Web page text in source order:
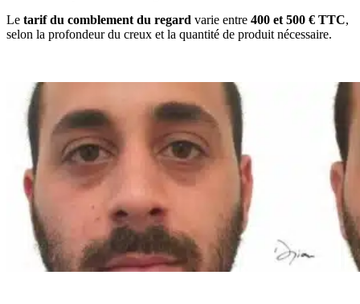
Le tarif du comblement du regard varie entre 400 et 500 € TTC,
selon la profondeur du creux et la quantité de produit nécessaire.